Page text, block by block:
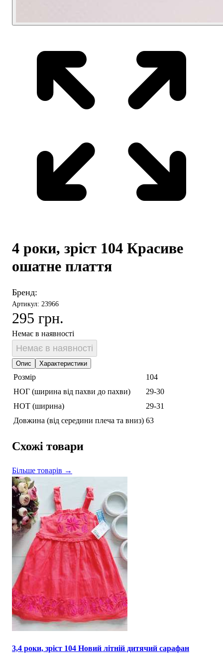
4 роки, зріст 104 Красиве
ошатне плаття
Бренд:
Артикул: 23966
295 грн.
Немає в наявності
Немає в наявності
Опис Характеристики
Розмір
104
НОГ (ширина від пахви до пахви)
29-30
НОТ (ширина)
29-31
Довжина (від середини плеча та вниз) 63
Схожі товари
Більше товарів →
3,4 роки, зріст 104 Новий літній дитячий сарафан